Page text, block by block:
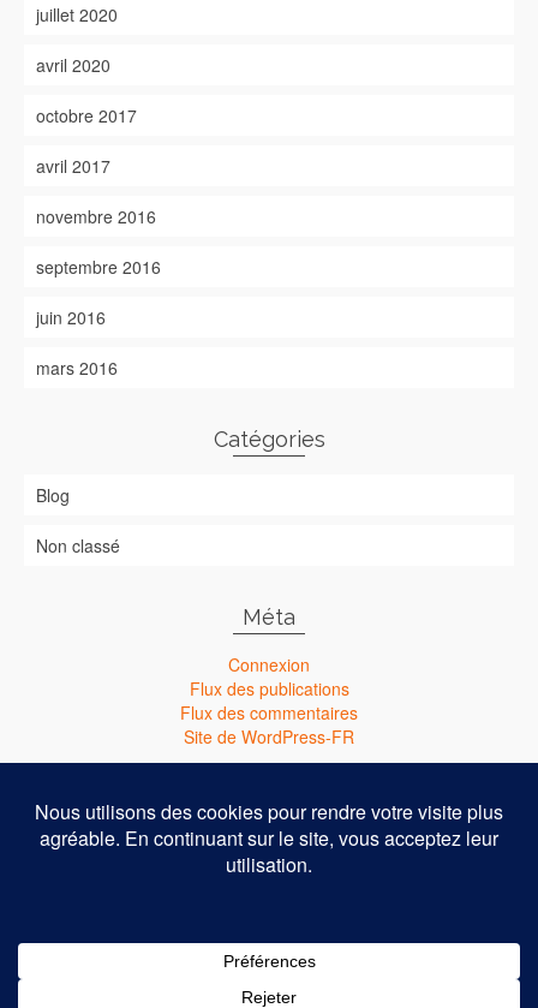
juillet 2020
avril 2020
octobre 2017
avril 2017
novembre 2016
septembre 2016
juin 2016
mars 2016
Catégories
Blog
Non classé
Méta
Connexion
Flux des publications
Flux des commentaires
Site de WordPress-FR
Nouveau : Abonnez-vous à ma chaîne Youtube !